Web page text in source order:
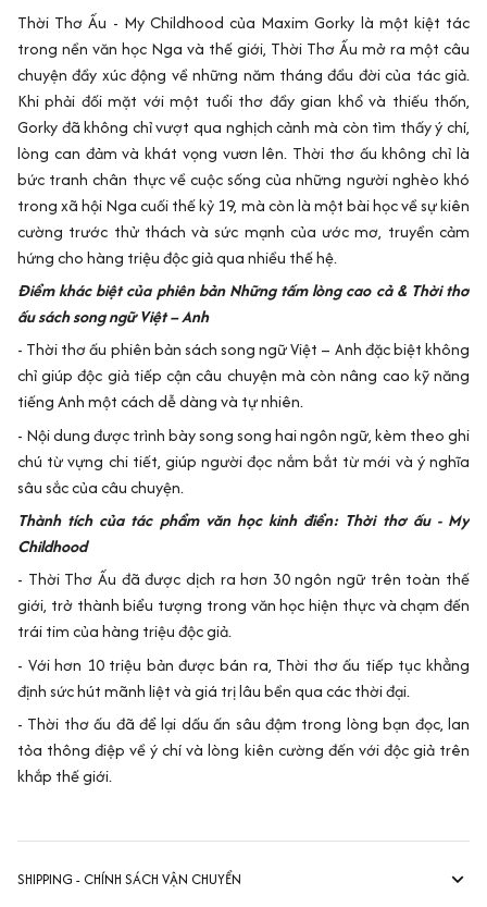
Thời Thơ Ấu - My Childhood của Maxim Gorky là một kiệt tác
trong nền văn học Nga và thế giới, Thời Thơ Ấu mở ra một câu
chuyện đầy xúc động về những năm tháng đầu đời của tác giả.
Khi phải đối mặt với một tuổi thơ đầy gian khổ và thiếu thốn,
Gorky đã không chỉ vượt qua nghịch cảnh mà còn tìm thấy ý chí,
lòng can đảm và khát vọng vươn lên. Thời thơ ấu không chỉ là
bức tranh chân thực về cuộc sống của những người nghèo khó
trong xã hội Nga cuối thế kỷ 19, mà còn là một bài học về sự kiên
cường trước thử thách và sức mạnh của ước mơ, truyền cảm
hứng cho hàng triệu độc giả qua nhiều thế hệ.
Điểm khác biệt của phiên bản Những tấm lòng cao cả & Thời thơ
ấu sách song ngữ Việt – Anh
- Thời thơ ấu phiên bản sách song ngữ Việt – Anh đặc biệt không
chỉ giúp độc giả tiếp cận câu chuyện mà còn nâng cao kỹ năng
tiếng Anh một cách dễ dàng và tự nhiên.
- Nội dung được trình bày song song hai ngôn ngữ, kèm theo ghi
chú từ vựng chi tiết, giúp người đọc nắm bắt từ mới và ý nghĩa
sâu sắc của câu chuyện.
Thành tích của tác phẩm văn học kinh điển: Thời thơ ấu - My
Childhood
- Thời Thơ Ấu đã được dịch ra hơn 30 ngôn ngữ trên toàn thế
giới, trở thành biểu tượng trong văn học hiện thực và chạm đến
trái tim của hàng triệu độc giả.
- Với hơn 10 triệu bản được bán ra, Thời thơ ấu tiếp tục khẳng
định sức hút mãnh liệt và giá trị lâu bền qua các thời đại.
- Thời thơ ấu đã để lại dấu ấn sâu đậm trong lòng bạn đọc, lan
tỏa thông điệp về ý chí và lòng kiên cường đến với độc giả trên
khắp thế giới.
SHIPPING - CHÍNH SÁCH VẬN CHUYỂN